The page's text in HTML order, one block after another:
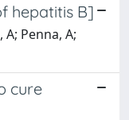
hepatitis B]
Penna, A;
cure